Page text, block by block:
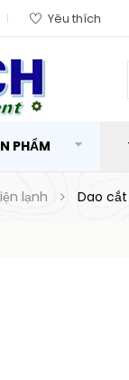
Yêu thích
PHẨM
lạnh Dao cắt